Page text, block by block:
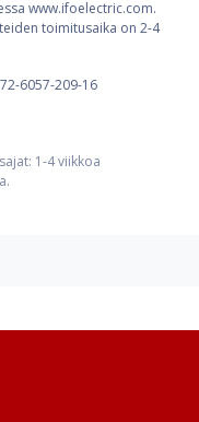
www.ifoelectric.com.
toimitusaika on 2-4
6057-209-16
1-4 viikkoa